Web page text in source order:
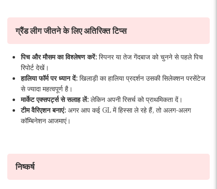
ग्रैंड लीग जीतने के लिए अतिरिक्त टिप्स
पिच और मौसम का विश्लेषण करें: स्पिनर या तेज गेंदबाज को चुनने से पहले पिच
रिपोर्ट देखें।
हालिया फॉर्म पर ध्यान दें: खिलाड़ी का हालिया प्रदर्शन उसकी सिलेक्शन परसेंटेज
से ज्यादा महत्वपूर्ण है।
मार्केट एक्सपर्ट्स से सलाह लें: लेकिन अपनी रिसर्च को प्राथमिकता दें।
टीम वैरिएशन बनाएं: अगर आप कई GL में हिस्सा ले रहे हैं, तो अलग-अलग
कॉम्बिनेशन आजमाएं।
निष्कर्ष